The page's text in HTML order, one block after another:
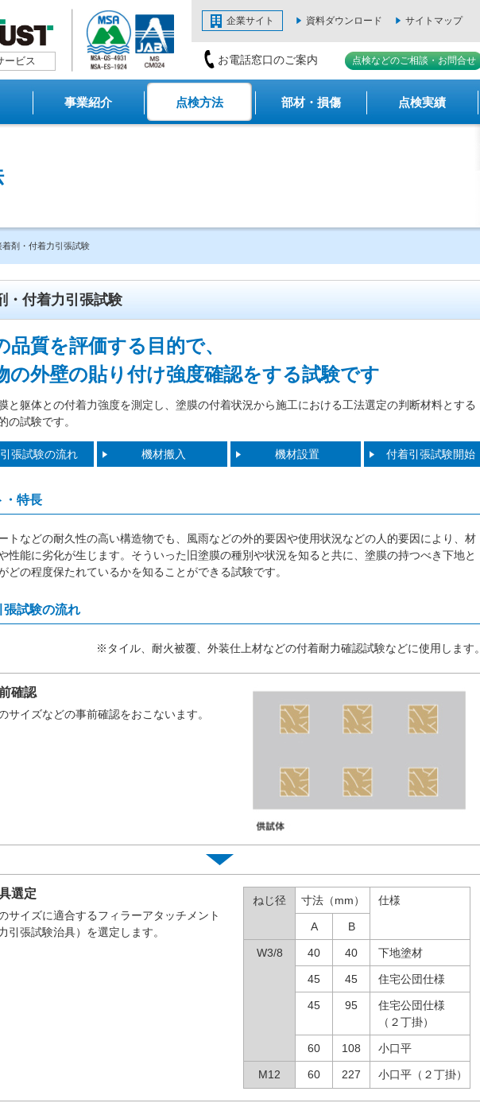
ービス
企業サイト 資料ダウンロード サイトマップ
お電話窓口のご案内 点検などのご相談・お問合せ
事業紹介 点検方法 部材・損傷 点検実績
着剤・付着力引張試験
・付着力引張試験
品質を評価する目的で、
の外壁の貼り付け強度確認をする試験です
と躯体との付着力強度を測定し、塗膜の付着状況から施工における工法選定の判断材料とする
の試験です。
張試験の流れ 機材搬入 機材設置 付着引張試験開始
・特長
トなどの耐久性の高い構造物でも、風雨などの外的要因や使用状況などの人的要因により、材
性能に劣化が生じます。 そういった旧塗膜の種別や状況を知ると共に、塗膜の持つべき下地と
どの程度保たれているかを知ることができる試験です。
張試験の流れ
※タイル、耐火被覆、外装仕上材などの付着耐力確認試験などに使用します。
確認
サイズなどの事前確認をおこないます。
選定
サイズに適合するフィラーアタッチメント
引張試験治具）を選定します。
ねじ径 寸法（mm） 仕様
A B
W3/8 40 40 下地塗材
45 45 住宅公団仕様
45 95
住宅公団仕様
（２丁掛）
60 108 小口平
M12 60 227 小口平（２丁掛）